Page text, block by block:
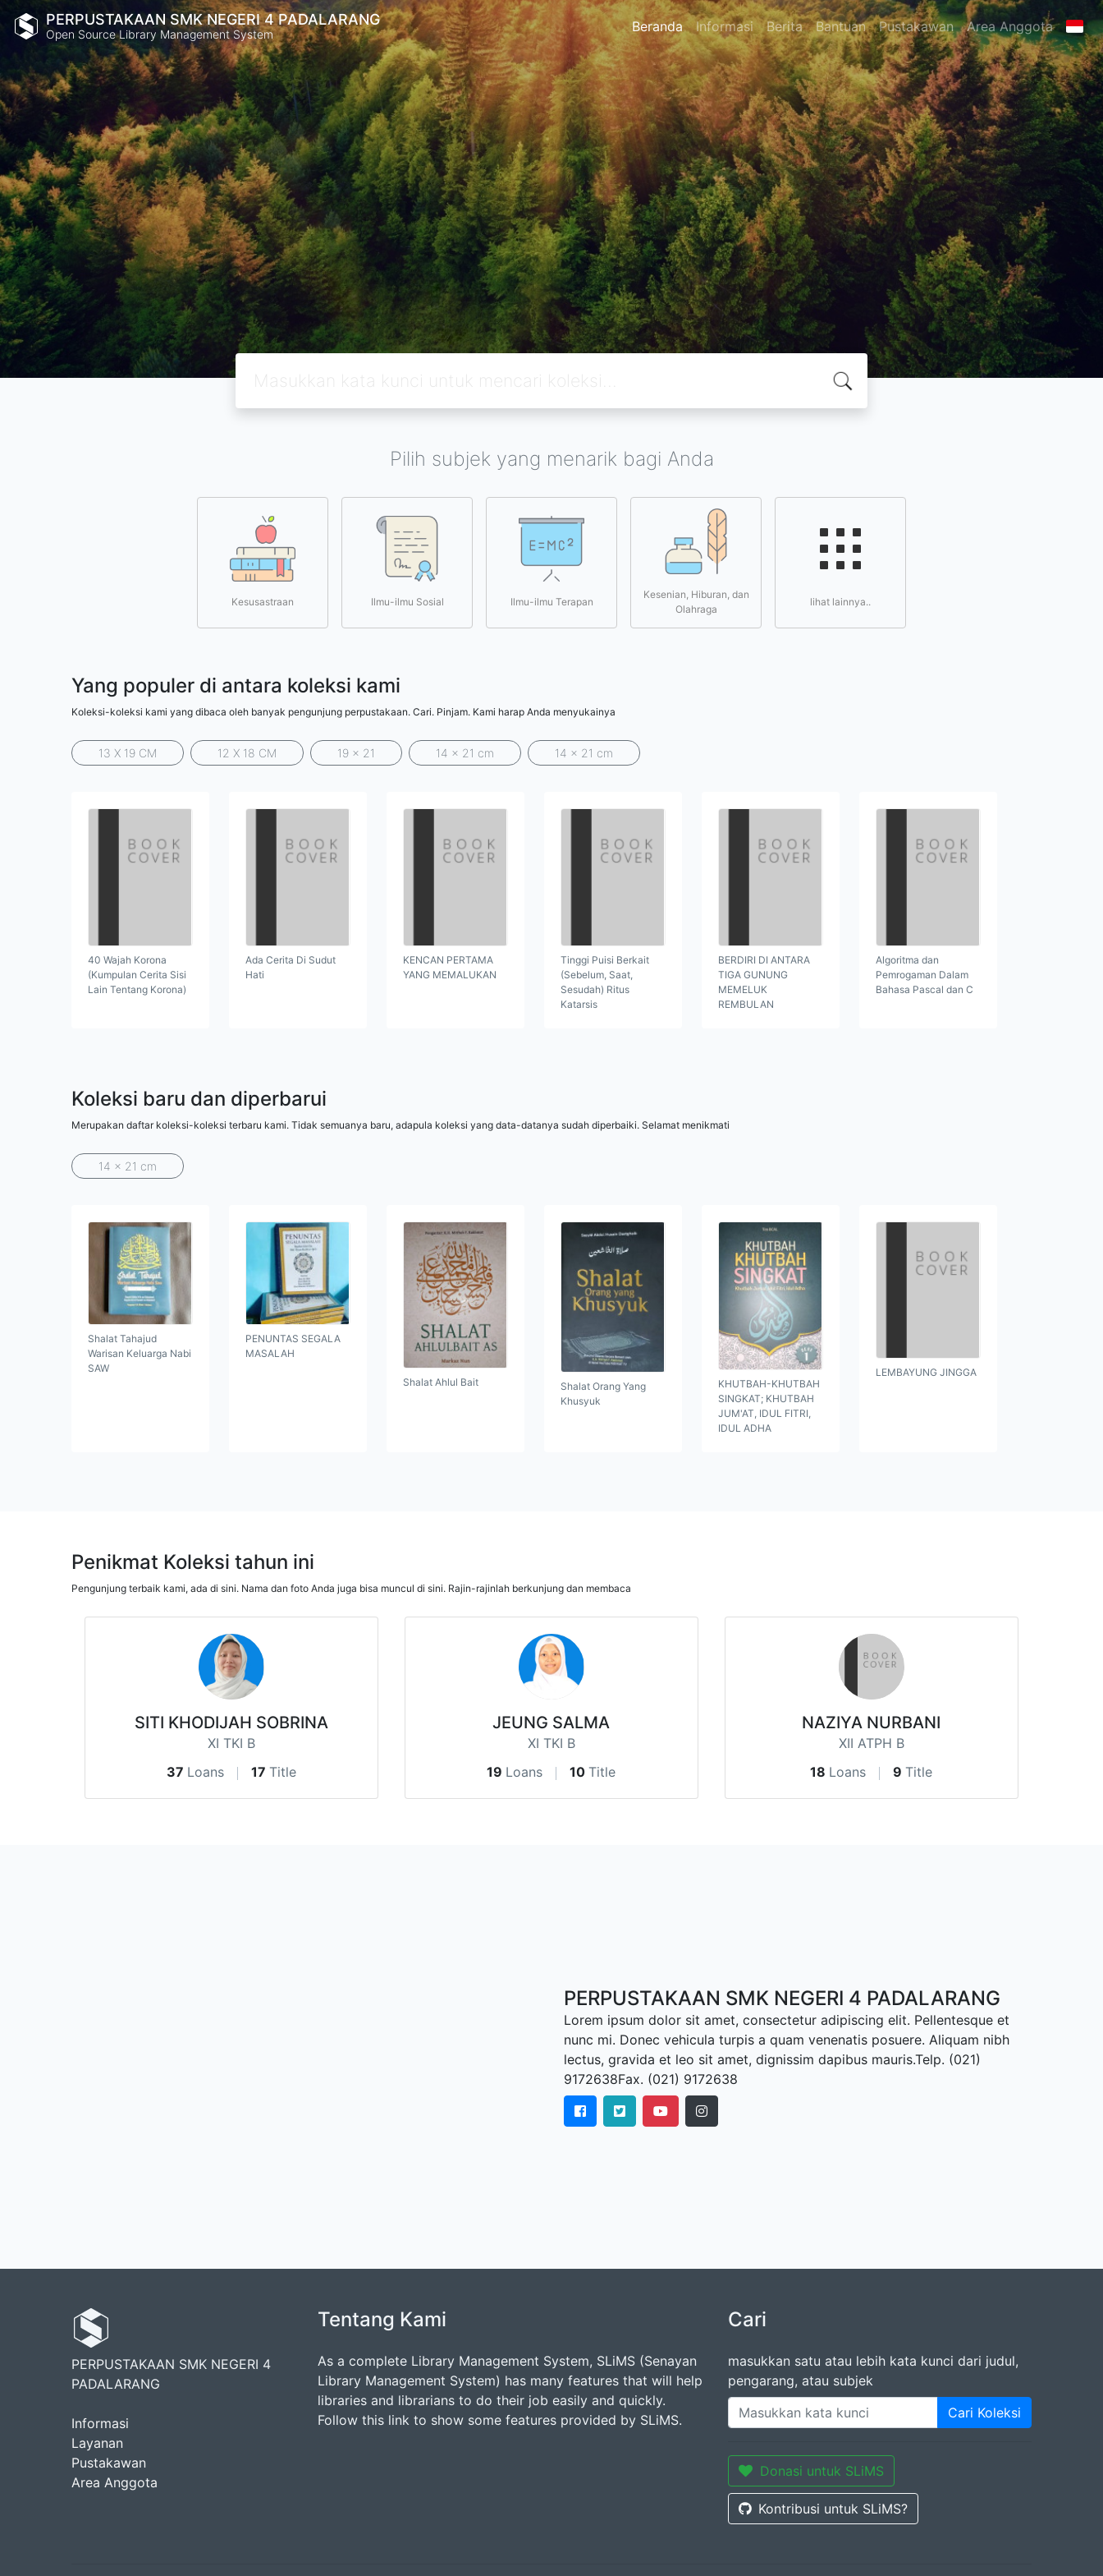
PERPUSTAKAAN SMK NEGERI 4 PADALARANG
Open Source Library Management System Beranda Informasi Berita Bantuan Pustakawan Area Anggota
Pilih subjek yang menarik bagi Anda
Kesusastraan Ilmu-ilmu Sosial Ilmu-ilmu Terapan
Kesenian, Hiburan, dan
Olahraga
lihat lainnya..
Yang populer di antara koleksi kami
Koleksi-koleksi kami yang dibaca oleh banyak pengunjung perpustakaan. Cari. Pinjam. Kami harap Anda menyukainya
13 X 19 CM 12 X 18 CM 19 x 21 14 x 21 cm 14 x 21 cm
40 Wajah Korona
(Kumpulan Cerita Sisi
Lain Tentang Korona)
Ada Cerita Di Sudut
Hati
KENCAN PERTAMA
YANG MEMALUKAN
Tinggi Puisi Berkait
(Sebelum, Saat,
Sesudah) Ritus
Katarsis
BERDIRI DI ANTARA
TIGA GUNUNG
MEMELUK
REMBULAN
Algoritma dan
Pemrogaman Dalam
Bahasa Pascal dan C
Koleksi baru dan diperbarui
Merupakan daftar koleksi-koleksi terbaru kami. Tidak semuanya baru, adapula koleksi yang data-datanya sudah diperbaiki. Selamat menikmati
14 x 21 cm
Shalat Tahajud
Warisan Keluarga Nabi
SAW
PENUNTAS SEGALA
MASALAH
Shalat Ahlul Bait
Shalat Orang Yang
Khusyuk
KHUTBAH-KHUTBAH
SINGKAT; KHUTBAH
JUM'AT, IDUL FITRI,
IDUL ADHA
LEMBAYUNG JINGGA
Penikmat Koleksi tahun ini
Pengunjung terbaik kami, ada di sini. Nama dan foto Anda juga bisa muncul di sini. Rajin-rajinlah berkunjung dan membaca
SITI KHODIJAH SOBRINA
XI TKI B
37 Loans 17 Title
JEUNG SALMA
XI TKI B
19 Loans 10 Title
NAZIYA NURBANI
XII ATPH B
18 Loans 9 Title
PERPUSTAKAAN SMK NEGERI 4 PADALARANG
Lorem ipsum dolor sit amet, consectetur adipiscing elit. Pellentesque et
nunc mi. Donec vehicula turpis a quam venenatis posuere. Aliquam nibh
lectus, gravida et leo sit amet, dignissim dapibus mauris.Telp. (021)
9172638Fax. (021) 9172638
PERPUSTAKAAN SMK NEGERI 4
PADALARANG
Informasi
Layanan
Pustakawan
Area Anggota
Tentang Kami
As a complete Library Management System, SLiMS (Senayan
Library Management System) has many features that will help
libraries and librarians to do their job easily and quickly.
Follow this link to show some features provided by SLiMS.
Cari
masukkan satu atau lebih kata kunci dari judul,
pengarang, atau subjek
Cari Koleksi
Donasi untuk SLiMS
Kontribusi untuk SLiMS?